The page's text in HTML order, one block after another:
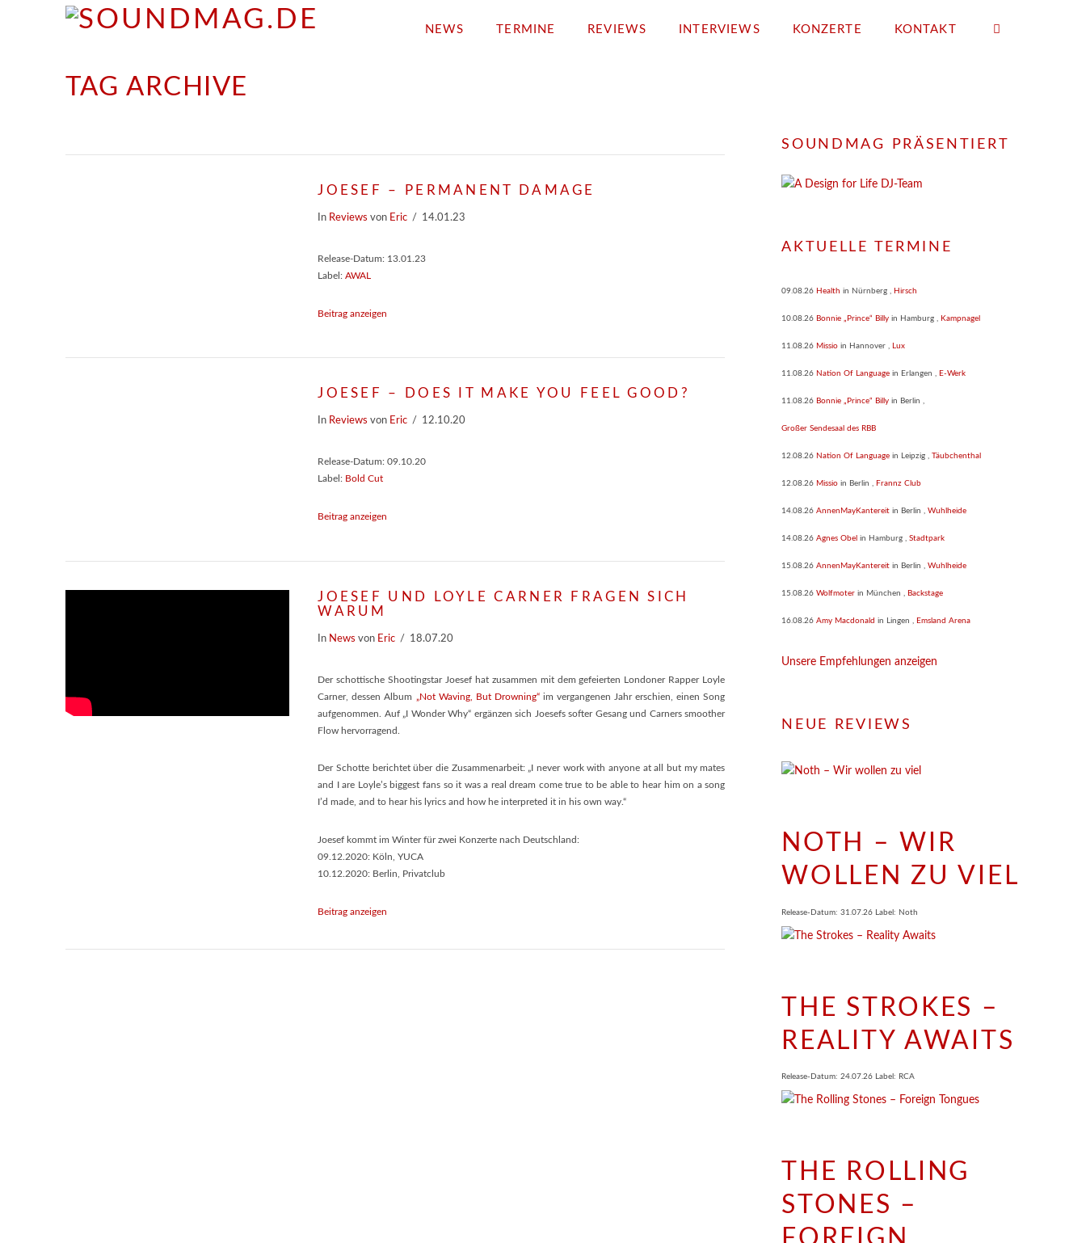
NEWS TERMINE REVIEWS INTERVIEWS KONZERTE KONTAKT
TAG ARCHIVE
JOESEF – PERMANENT DAMAGE
In Reviews von Eric 14.01.23
Release-Datum: 13.01.23
Label:AWAL
Beitrag anzeigen
JOESEF – DOES IT MAKE YOU FEEL GOOD?
In Reviews von Eric 12.10.20
Release-Datum: 09.10.20
Label: Bold Cut
Beitrag anzeigen
JOESEF UND LOYLE CARNER FRAGEN SICH
WARUM
In News von Eric 18.07.20
Der schottische Shootingstar Joesef hat zusammen mit dem gefeierten Londoner Rapper Loyle
Carner, dessen Album „Not Waving, But Drowning“im vergangenen Jahr erschien, einen Song
aufgenommen. Auf „I Wonder Why“ ergänzen sich Joesefs softer Gesang und Carners smoother
Flow hervorragend.
Der Schotte berichtet über die Zusammenarbeit: „I never work with anyone at all but my mates
and I are Loyle’s biggest fans so it was a real dream come true to be able to hear him on a song
I’d made, and to hear his lyrics and how he interpreted it in his own way.“
Joesef kommt im Winter für zwei Konzerte nach Deutschland:
09.12.2020: Köln, YUCA
10.12.2020: Berlin, Privatclub
Beitrag anzeigen
SOUNDMAG PRÄSENTIERT
AKTUELLE TERMINE
09.08.26 Health in Nürnberg , Hirsch
10.08.26 Bonnie „Prince“ Billy in Hamburg , Kampnagel
11.08.26 Missio in Hannover , Lux
11.08.26 Nation Of Language in Erlangen , E-Werk
11.08.26 Bonnie „Prince“ Billy in Berlin ,
Großer Sendesaal des RBB
12.08.26 Nation Of Language in Leipzig , Täubchenthal
12.08.26 Missio in Berlin , Frannz Club
14.08.26AnnenMayKantereit in Berlin , Wuhlheide
14.08.26Agnes Obel in Hamburg , Stadtpark
15.08.26AnnenMayKantereit in Berlin , Wuhlheide
15.08.26Wolfmoter in München , Backstage
16.08.26Amy Macdonald in Lingen , Emsland Arena
Unsere Empfehlungen anzeigen
NEUE REVIEWS
NOTH – WIR
WOLLEN ZU VIEL
Release-Datum: 31.07.26 Label: Noth
THE STROKES –
REALITY AWAITS
Release-Datum: 24.07.26 Label: RCA
THE ROLLING
STONES –